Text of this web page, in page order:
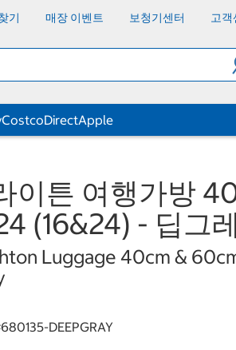
기 매장 이벤트 보청기센터 고객
CostcoDirectApple
이튼 여행가방
(16&24) - 딥그
Luggage 40cm &
680135-DEEPGRAY